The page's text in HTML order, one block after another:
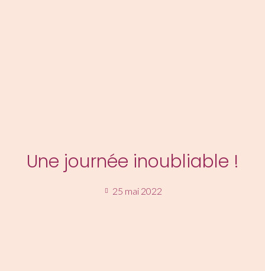
Une journée inoubliable !
25 mai 2022